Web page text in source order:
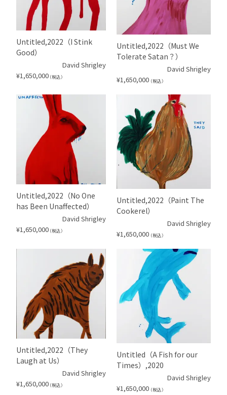
Untitled,2022（I Stink
Good）
David Shrigley
¥1,650,000 （税込）
Untitled,2022（Must We
Tolerate Satan？）
David Shrigley
¥1,650,000 （税込）
Untitled,2022（No One
has Been Unaffected）
David Shrigley
¥1,650,000 （税込）
Untitled,2022（Paint The
Cookerel）
David Shrigley
¥1,650,000 （税込）
Untitled,2022（They
Laugh at Us）
David Shrigley
¥1,650,000 （税込）
Untitled（A Fish for our
Times）,2020
David Shrigley
¥1,650,000 （税込）